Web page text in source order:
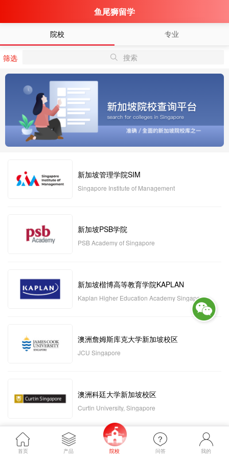
鱼尾狮留学
院校 专业
筛选 搜索
新加坡管理学院SIM
Singapore Institute of Management
新加坡PSB学院
PSB Academy of Singapore
新加坡楷博高等教育学院KAPLAN
Kaplan Higher Education Academy Singapore
澳洲詹姆斯库克大学新加坡校区
JCU Singapore
澳洲科廷大学新加坡校区
Curtin University, Singapore
新加坡管理发展学院MDIS
首页 产品 院校 问答 我的